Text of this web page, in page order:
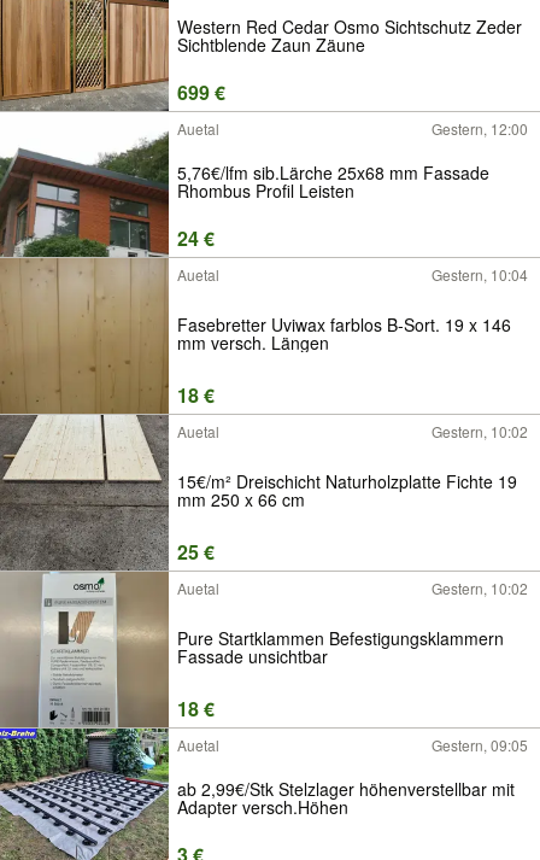
Western Red Cedar Osmo Sichtschutz Zeder
Sichtblende Zaun Zäune
699 €
Auetal Gestern, 12:00
5,76€/lfm sib.Lärche 25x68 mm Fassade
Rhombus Profil Leisten
24 €
Auetal Gestern, 10:04
Fasebretter Uviwax farblos B-Sort. 19 x 146
mm versch. Längen
18 €
Auetal Gestern, 10:02
15€/m² Dreischicht Naturholzplatte Fichte 19
mm 250 x 66 cm
25 €
Auetal Gestern, 10:02
Pure Startklammen Befestigungsklammern
Fassade unsichtbar
18 €
Auetal Gestern, 09:05
ab 2,99€/Stk Stelzlager höhenverstellbar mit
Adapter versch.Höhen